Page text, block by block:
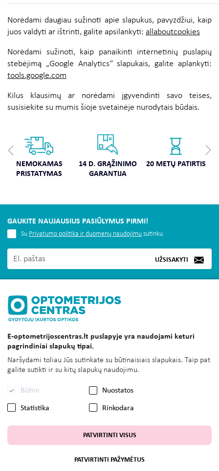
Norėdami daugiau sužinoti apie slapukus, pavyzdžiui, kaip
juos valdyti ar ištrinti, galite apsilankyti: allaboutcookies
Norėdami sužinoti, kaip panaikinti internetinių puslapių
stebėjimą „Google Analytics“ slapukais, galite aplankyti:
tools.google.com
Kilus klausimų ar norėdami įgyvendinti savo teises,
susisiekite su mumis šioje svetainėje nurodytais būdais.
NEMOKAMAS
PRISTATYMAS
14 D. GRĄŽINIMO
GARANTIJA
20 METŲ PATIRTIS
GAUKITE NAUJAUSIUS PASIŪLYMUS PIRMI!
UŽSISAKYTI
Su Privatumo politika ir duomenų naudojimu sutinku.
INFORMACIJA
KLIENTAMS
UAB OPTOMETRIJOS CENTRAS
© Visos tesės saugomos E-optometrijoscentras.lt
Sprendimas:
E-optometrijoscentras.lt puslapyje yra naudojami keturi
pagrindiniai slapukų tipai.
Naršydami toliau Jūs sutinkate su būtinaisiais slapukais. Taip pat
galite sutikti ir su kitų slapukų naudojimu.
Būtini Nuostatos
Statistika Rinkodara
PATVIRTINTI VISUS
PATVIRTINTI PAŽYMĖTUS